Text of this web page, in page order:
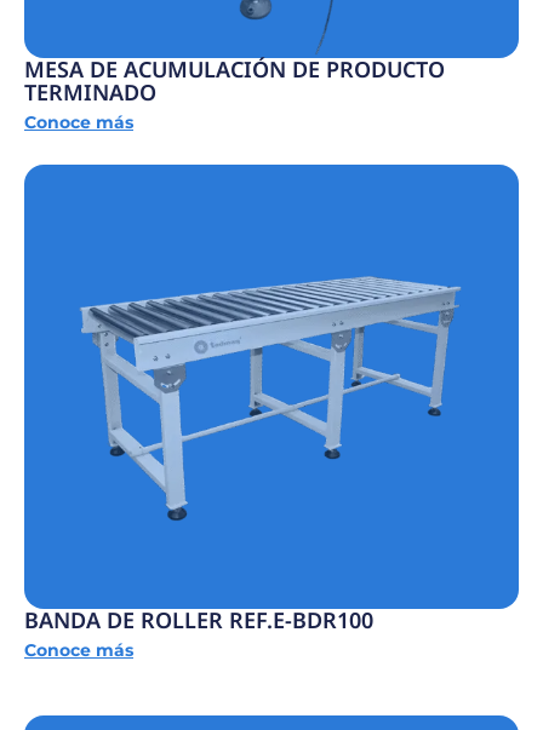
MESA DE ACUMULACIÓN DE PRODUCTO
TERMINADO
Conoce más
BANDA DE ROLLER REF.E-BDR100
Conoce más